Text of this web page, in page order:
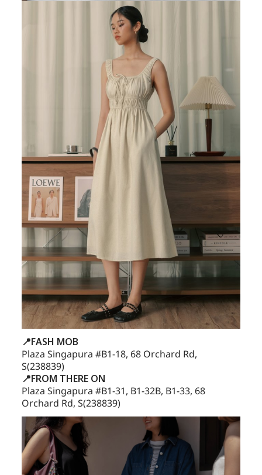
📍FASH MOB
Plaza Singapura #B1-18, 68 Orchard Rd,
S(238839)
📍FROM THERE ON
Plaza Singapura #B1-31, B1-32B, B1-33, 68
Orchard Rd, S(238839)